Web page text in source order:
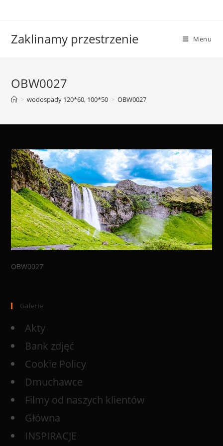
Zaklinamy przestrzenie Menu
OBW0027
> wodospady 120*60, 100*50 > OBW0027
OBW0027
Galerie
Akty
Bank zdjęć
Cookie Policy
Dmuchawce
Filmy od naszych klientów
Główna
INSPIRACJE